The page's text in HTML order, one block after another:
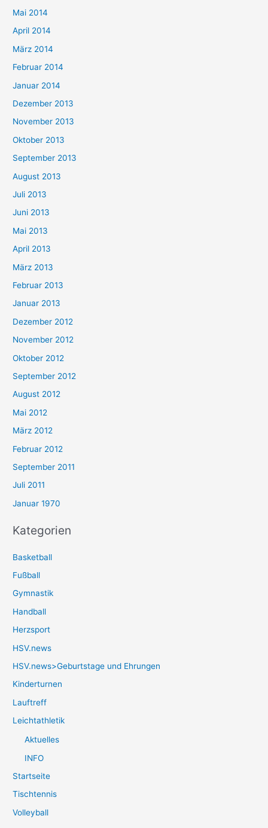
Mai 2014
April 2014
März 2014
Februar 2014
Januar 2014
Dezember 2013
November 2013
Oktober 2013
September 2013
August 2013
Juli 2013
Juni 2013
Mai 2013
April 2013
März 2013
Februar 2013
Januar 2013
Dezember 2012
November 2012
Oktober 2012
September 2012
August 2012
Mai 2012
März 2012
Februar 2012
September 2011
Juli 2011
Januar 1970
Kategorien
Basketball
Fußball
Gymnastik
Handball
Herzsport
HSV.news
HSV.news>Geburtstage und Ehrungen
Kinderturnen
Lauftreff
Leichtathletik
Aktuelles
INFO
Startseite
Tischtennis
Volleyball